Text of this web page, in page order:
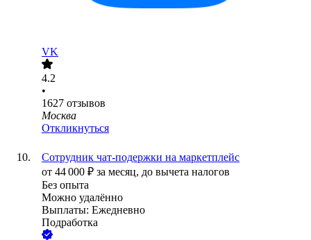
VK
4.2
•
1627 отзывов
Москва
Откликнуться
Сотрудник чат-подержки на маркетплейс
от 44 000 ₽ за месяц, до вычета налогов
Без опыта
Можно удалённо
Выплаты: Ежедневно
Подработка